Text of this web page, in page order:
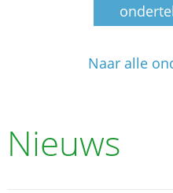
Naar alle
Nieuws